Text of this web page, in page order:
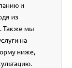
и
из
Также мы
на
ниже,